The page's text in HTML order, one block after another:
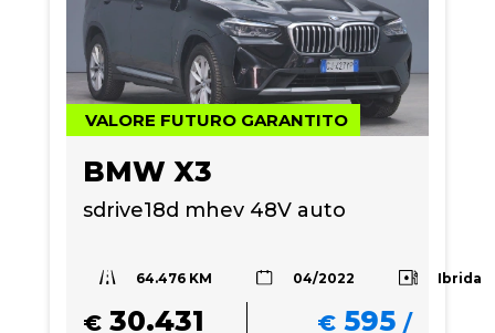
VALORE FUTURO GARANTITO
BMW X3
sdrive18d mhev 48V auto
64.476 KM 04/2022 Ibrida
€ 30.431 € 595 /